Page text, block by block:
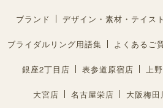
ブランド デザイン・素材・テイスト
ブライダルリング用語集 よくあるご
銀座2丁目店 表参道原宿店 上
大宮店 名古屋栄店 大阪梅田